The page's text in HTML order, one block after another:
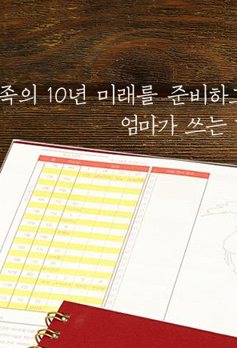
록표
래 내역
품 정리 요령/ 중고거래 사이트
서 거래 내역
부자의 원칙
족 10년 수입과 지출
족 10년 라이프 플랜
트 플랜